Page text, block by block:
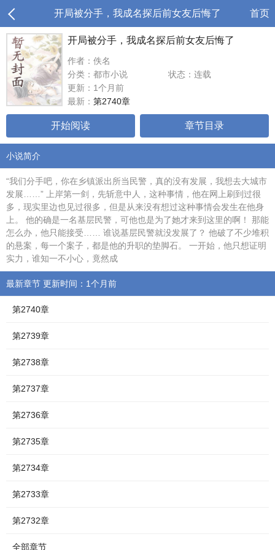
开局被分手，我成名探后前女友后悔了 首页
开局被分手，我成名探后前女友后悔了
作者：佚名
分类：都市小说
状态：连载
更新：1个月前
最新： 第2740章
开始阅读 章节目录
小说简介
“我们分手吧，你在乡镇派出所当民警，真的没有发展，我想去大城市
发展……” 上岸第一剑，先斩意中人，这种事情，他在网上刷到过很
多，现实里边也见过很多，但是从来没有想过这种事情会发生在他身
上。 他的确是一名基层民警，可他也是为了她才来到这里的啊！ 那能
怎么办，他只能接受…… 谁说基层民警就没发展了？ 他破了不少堆积
的悬案，每一个案子，都是他的升职的垫脚石。 一开始，他只想证明
实力，谁知一不小心，竟然成
最新章节 更新时间：1个月前
第2740章
第2739章
第2738章
第2737章
第2736章
第2735章
第2734章
第2733章
第2732章
全部章节